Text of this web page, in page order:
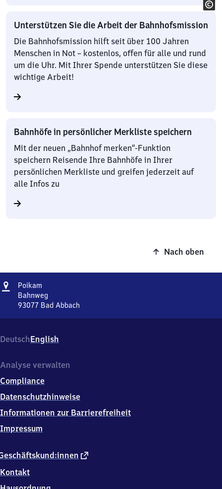
Unterstützen Sie die Arbeit der Bahnhofsmission
Die Bahnhofsmission hilft seit über 100 Jahren
Menschen in Not – kostenlos, offen für alle und rund
um die Uhr. Mit Ihrer Spende unterstützen Sie diese
wichtige Arbeit!
Bahnhöfe in persönlicher Merkliste speichern
Mit der neuen „Bahnhof merken“-Funktion
speichern Reisende Ihre Bahnhöfe in Ihrer
persönlichen Merkliste und greifen jederzeit auf
alle Infos zu
Nach oben
Adresse
Poikam
Bahnweg
93077 Bad Abbach
9
3
7
Bad
Abbach
DeutschEnglish
externer
Kontakt
Analyse verwalten
Compliance
Datenschutzhinweise
Informationen zur Barrierefreiheit
Impressum